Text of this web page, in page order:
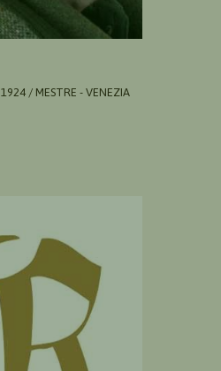
/ MESTRE - VENEZIA